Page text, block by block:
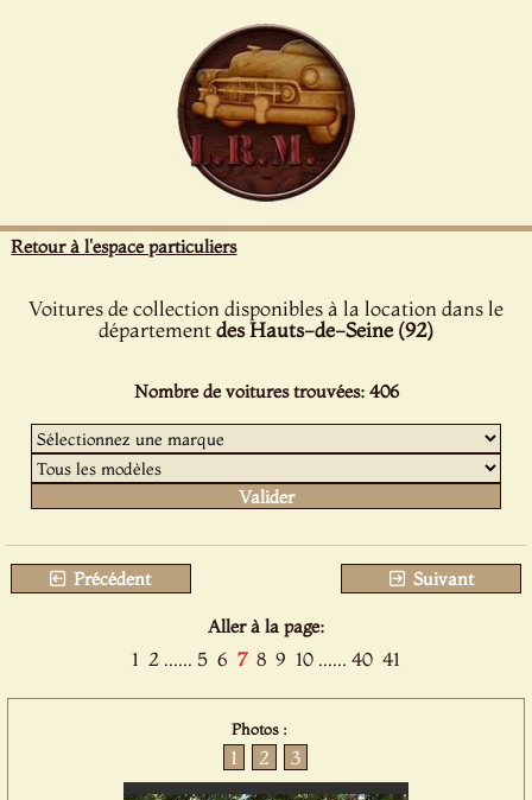
Retour à l'espace particuliers
Voitures de collection disponibles à la location dans le
départementdes Hauts-de-Seine (92)
Nombre de voitures trouvées: 406
Précédent Suivant
Aller à la page:
1 2 ...... 5 6 7 8 9 10 ...... 40 41
Photos :
1 2 3